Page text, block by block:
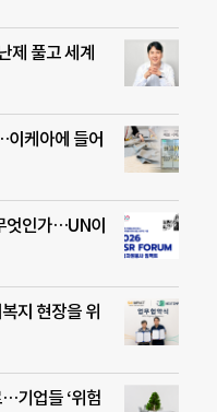
제 풀고 세계
케아에 들어
엇인가…UN이
지 현장을 위
기업들 ‘위험